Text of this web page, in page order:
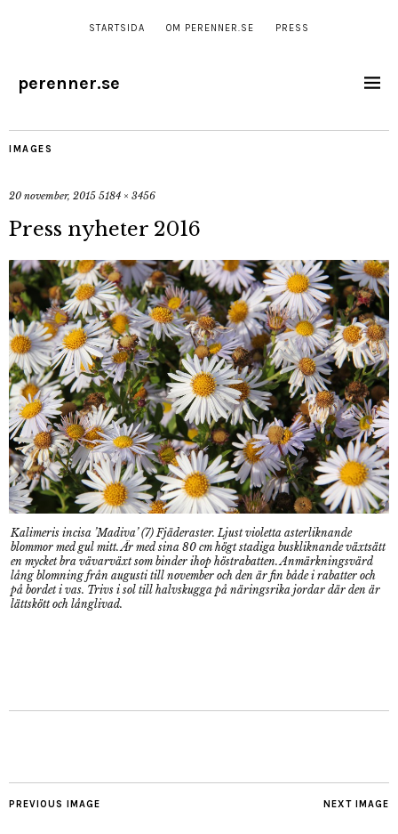
STARTSIDA OM PERENNER.SE PRESS
perenner.se
IMAGES
20 november, 2015 5184 × 3456
Press nyheter 2016
Kalimeris incisa ’Madiva’ (7) Fjäderaster. Ljust violetta asterliknande
blommor med gul mitt. Är med sina 80 cm högt stadiga buskliknande växtsätt
en mycket bra vävarväxt som binder ihop höstrabatten. Anmärkningsvärd
lång blomning från augusti till november och den är fin både i rabatter och
på bordet i vas. Trivs i sol till halvskugga på näringsrika jordar där den är
lättskött och långlivad.
NEXT IMAGE
PREVIOUS IMAGE